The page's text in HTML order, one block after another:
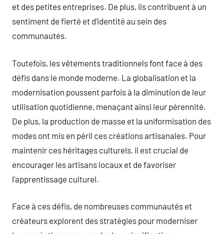
et des petites entreprises. De plus, ils contribuent à un
sentiment de fierté et d’identité au sein des
communautés.
Toutefois, les vêtements traditionnels font face à des
défis dans le monde moderne. La globalisation et la
modernisation poussent parfois à la diminution de leur
utilisation quotidienne, menaçant ainsi leur pérennité.
De plus, la production de masse et la uniformisation des
modes ont mis en péril ces créations artisanales. Pour
maintenir ces héritages culturels, il est crucial de
encourager les artisans locaux et de favoriser
l’apprentissage culturel.
Face à ces défis, de nombreuses communautés et
créateurs explorent des stratégies pour moderniser